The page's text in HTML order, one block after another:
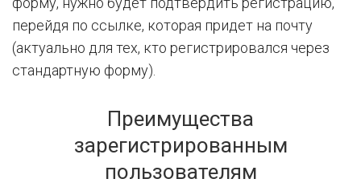
перейдя по ссылке, которая придет на почту
(актуально для тех, кто регистрировался через
стандартную форму).
Преимущества
зарегистрированным
пользователям